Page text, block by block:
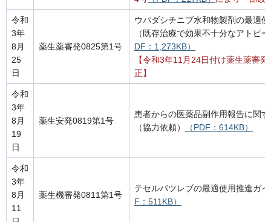
令和
3年
8月
25
日
薬生薬審発0825第1号
ウパダシチニブ水和物製剤の最適
（既存治療で効果不十分なアトピ
DF：1,273KB）
【令和3年11月24日付け薬生薬審
正】
令和
3年
8月
19
日
薬生安発0819第1号
患者からの医薬品副作用報告に関
（協力依頼）
（PDF：614KB）
令和
3年
8月
11
薬生機審発0811第1号
テセルパツレブの最適使用推進ガ
F：511KB）